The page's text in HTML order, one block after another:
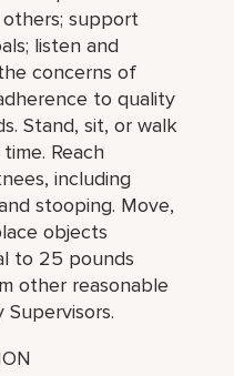
support
listen and
concerns of
to quality
Stand, sit, or walk
Reach
including
stooping. Move,
objects
to 25 pounds
other reasonable